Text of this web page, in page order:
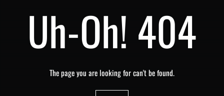
Uh-Oh! 404
The page you are looking for can't be found.